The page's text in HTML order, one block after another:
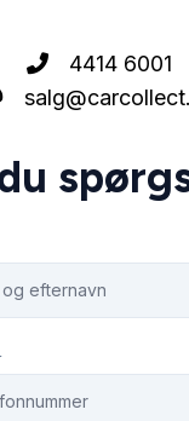
sidespejle
sidespejle med
4414 6001